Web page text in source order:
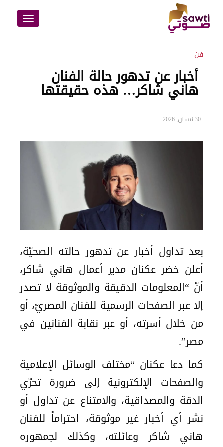
Toggle
navigation
فن
أخبار عن تدهور حالة الفنان
هاني شاكر… هذه حقيقتها
30 نيسان, 2026
بعد تداول أخبار عن تدهور حالته الصحيّة،
أعلن خضر عكنان مدير أعمال هاني شاكر،
أنّ “المعلومات الدقيقة والموثوقة لا تصدر
إلا عبر الصفحات الرسمية للفنان المصريّ، أو
من خلال أسرته، أو عبر نقابة الفنانين في
مصر”.
كما دعا عكنان “مختلف الوسائل الإعلامية
والصفحات الإلكترونية إلى ضرورة تحرّي
الدقة والمصداقية، والامتناع عن تداول أو
نشر أي أخبار غير موثوقة، احتراماً للفنان
هاني شاكر وعائلته، وكذلك لجمهوره